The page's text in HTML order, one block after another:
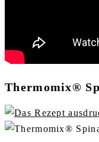
Thermomix®